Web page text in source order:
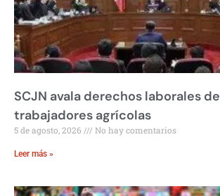
SCJN avala derechos laborales de
trabajadores agrícolas
5 de agosto, 2026 No hay comentarios
Leer más »